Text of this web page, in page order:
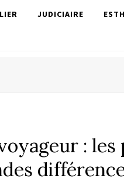
JUDICIAIRE
: